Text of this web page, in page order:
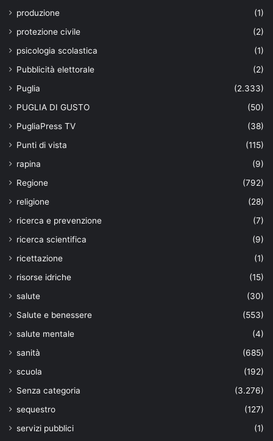
produzione
(1)
protezione civile
(2)
psicologia scolastica
(1)
Pubblicità elettorale
(2)
Puglia
(2.333)
PUGLIA DI GUSTO
(50)
PugliaPress TV
(38)
Punti di vista
(115)
rapina
(9)
Regione
(792)
religione
(28)
ricerca e prevenzione
(7)
ricerca scientifica
(9)
ricettazione
(1)
risorse idriche
(15)
salute
(30)
Salute e benessere
(553)
salute mentale
(4)
sanità
(685)
scuola
(192)
Senza categoria
(3.276)
sequestro
(127)
servizi pubblici
(1)